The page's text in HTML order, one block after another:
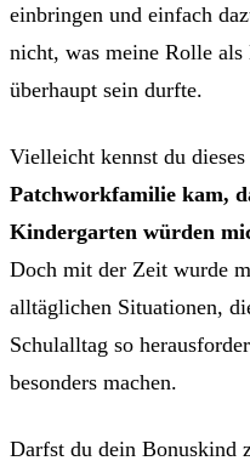
einbringen und einfach
nicht, was meine Rolle
überhaupt sein durfte.
Vielleicht kennst du
Patchworkfamilie kam,
Kindergarten würden
Doch mit der Zeit wurde
alltäglichen Situationen,
Schulalltag so
besonders machen.
Darfst du dein Bonuskind